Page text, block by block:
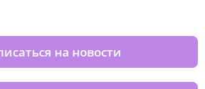
на новости